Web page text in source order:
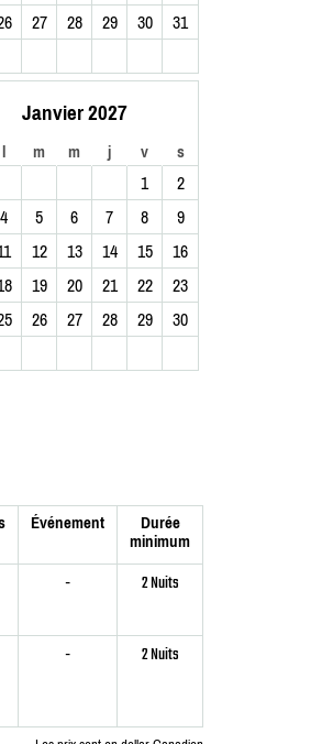
27 28 29 30 31
Janvier 2027
l m m j v s
1
2
4 5 6 7 8
9
12 13 14 15
16
19 20 21 22
23
26 27 28 29
30
Événement
Durée
minimum
- 2 Nuits
- 2 Nuits